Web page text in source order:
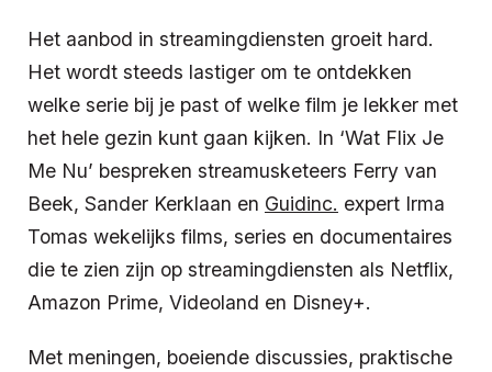
Het aanbod in streamingdiensten groeit hard.
Het wordt steeds lastiger om te ontdekken
welke serie bij je past of welke film je lekker met
het hele gezin kunt gaan kijken. In ‘Wat Flix Je
Me Nu’ bespreken streamusketeers Ferry van
Beek, Sander Kerklaan en Guidinc. expert Irma
Tomas wekelijks films, series en documentaires
die te zien zijn op streamingdiensten als Netflix,
Amazon Prime, Videoland en Disney+.
Met meningen, boeiende discussies, praktische